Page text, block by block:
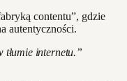
contentu”, gdzie
autentyczności.
tłumie internetu.”